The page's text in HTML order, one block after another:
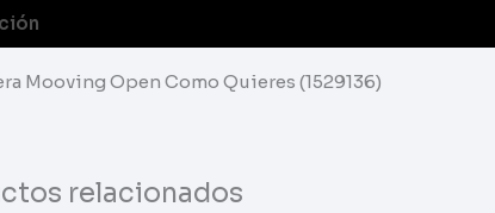
Mooving Open Como Quieres (1529136)
relacionados